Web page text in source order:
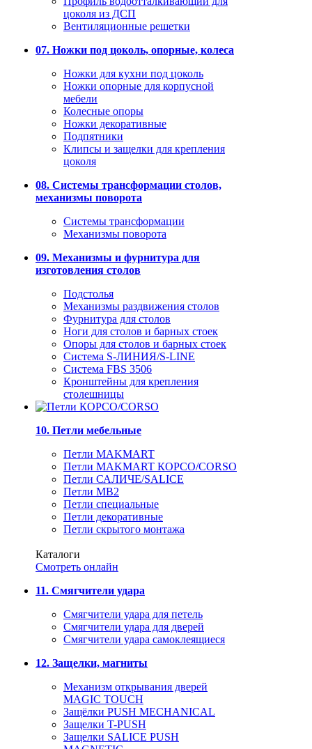
цоколя из ДСП
Вентиляционные решетки
07. Ножки под цоколь, опорные, колеса
Ножки для кухни под цоколь
Ножки опорные для корпусной
мебели
Колесные опоры
Ножки декоративные
Подпятники
Клипсы и защелки для крепления
цоколя
08. Системы трансформации столов,
механизмы поворота
Системы трансформации
Механизмы поворота
09. Механизмы и фурнитура для
изготовления столов
Подстолья
Механизмы раздвижения столов
Фурнитура для столов
Ноги для столов и барных стоек
Опоры для столов и барных стоек
Система S-ЛИНИЯ/S-LINE
Система FBS 3506
Кронштейны для крепления
столешницы
10. Петли мебельные
Петли MAKMART
Петли MAKMART КОРСО/CORSO
Петли САЛИЧЕ/SALICE
Петли MB2
Петли специальные
Петли декоративные
Петли скрытого монтажа
Каталоги
Смотреть онлайн
11. Смягчители удара
Смягчители удара для петель
Смягчители удара для дверей
Cмягчители удара самоклеящиеся
12. Защелки, магниты
Механизм открывания дверей
MAGIC TOUCH
Защёлки PUSH MECHANICAL
Защелки T-PUSH
Защелки SALICE PUSH